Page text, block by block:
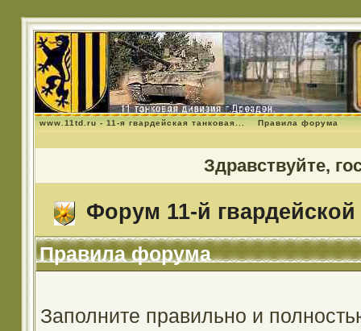
www.11td.ru - 11-я гвардейская танковая... Правила форума
Здравствуйте,
Форум 11-й гвардейской
Правила форума
Заполните правильно и